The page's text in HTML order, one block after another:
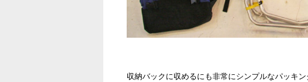
収納バックに収めるにも非常にシンプルなパッキ